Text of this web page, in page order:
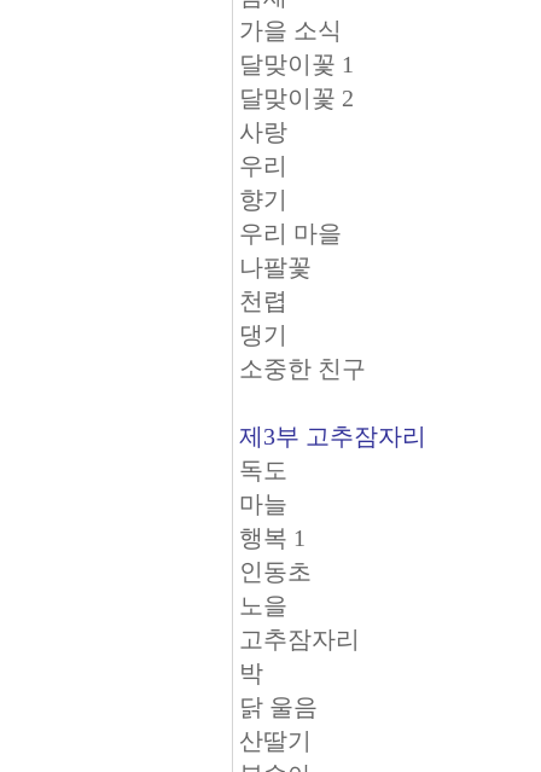
가을 소식
달맞이꽃 1
달맞이꽃 2
사랑
우리
향기
우리 마을
나팔꽃
천렵
댕기
소중한 친구
제3부 고추잠자리
독도
마늘
행복 1
인동초
노을
고추잠자리
박
닭 울음
산딸기